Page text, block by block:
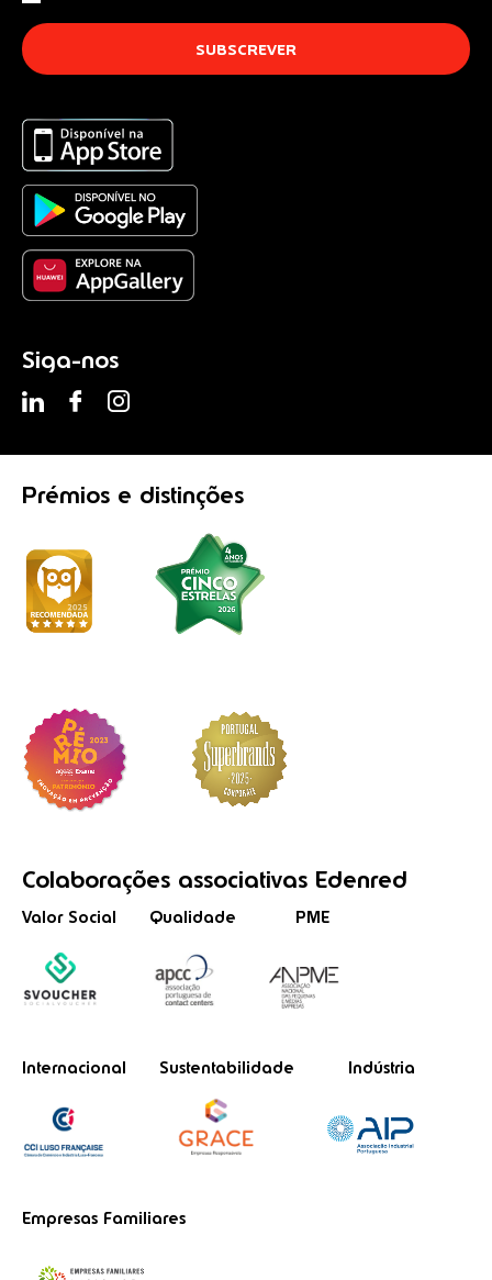
Siga-nos
Prémios e distinções
Colaborações associativas Edenred
Valor Social Qualidade PME
Internacional Sustentabilidade Indústria
Empresas Familiares